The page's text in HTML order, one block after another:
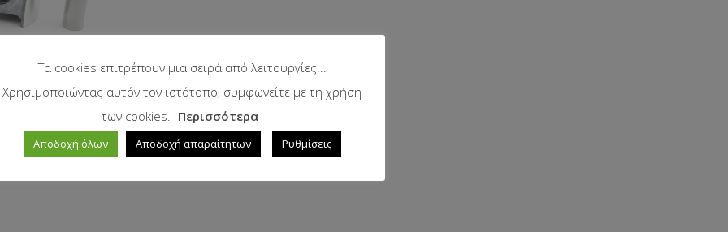
Τα cookies επιτρέπουν μια σειρά από λειτουργίες...
Χρησιμοποιώντας αυτόν τον ιστότοπο, συμφωνείτε με τη χρήση
των cookies. Περισσότερα
Αποδοχή όλων Αποδοχή απαραίτητων Ρυθμίσεις